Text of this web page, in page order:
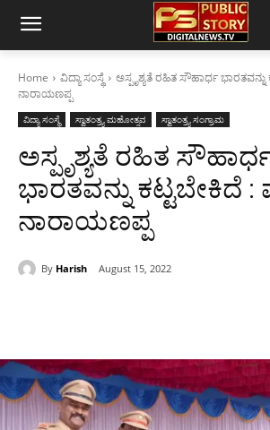
Home ವಿದ್ಯಾ ಸಂಸ್ಥೆ
ಅಸ್ಪೃಶ್ಯತೆ ರಹಿತ ಸೌಹಾರ್ಧ
ನಾರಾಯಣಪ್ಪ
ವಿದ್ಯಾ ಸಂಸ್ಥೆ ಸ್ವಾತಂತ್ರ್ಯ ಮಹೋತ್ಸವ ಸ್ವಾತಂತ್ರ್ಯ ಸಂಗ್ರಾಮ
ಅಸ್ಪೃಶ್ಯತೆ ರಹಿತ
ಭಾರತವನ್ನು ಕಟ್ಟಬೇಕಿದೆ
ನಾರಾಯಣಪ್ಪ
By Harish August 15, 2022